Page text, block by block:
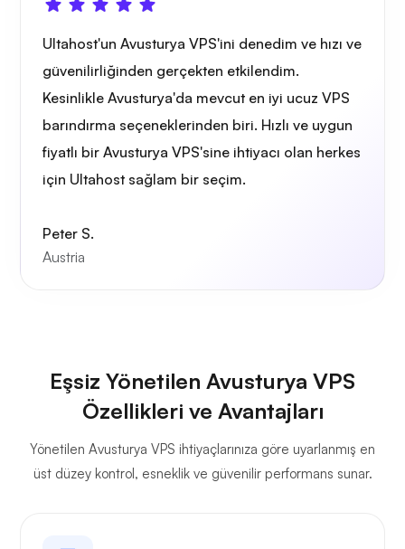
Ultahost'un Avusturya VPS'ini denedim ve hızı ve
güvenilirliğinden gerçekten etkilendim.
Kesinlikle Avusturya'da mevcut en iyi ucuz VPS
barındırma seçeneklerinden biri. Hızlı ve uygun
fiyatlı bir Avusturya VPS'sine ihtiyacı olan herkes
için Ultahost sağlam bir seçim.
Peter S.
Austria
Eşsiz Yönetilen Avusturya VPS
Özellikleri ve Avantajları
Yönetilen Avusturya VPS ihtiyaçlarınıza göre uyarlanmış en
üst düzey kontrol, esneklik ve güvenilir performans sunar.